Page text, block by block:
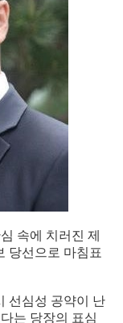
속에 치러진 제
당선으로 마침표
선심성 공약이 난
는 당장의 표심